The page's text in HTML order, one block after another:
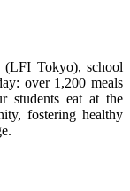
(LFI Tokyo), school
over 1,200 meals
students eat at the
fostering healthy